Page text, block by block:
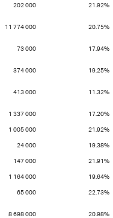
202 000 21.92%
11 774 000 20.75%
73 000 17.94%
374 000 19.25%
413 000 11.32%
1 337 000 17.20%
1 005 000 21.92%
24 000 19.38%
147 000 21.91%
1 164 000 19.64%
65 000 22.73%
8 698 000 20.98%